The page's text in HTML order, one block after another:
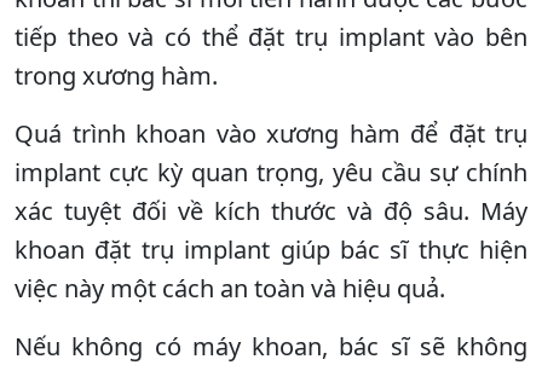
tiếp theo và có thể đặt trụ implant vào bên
trong xương hàm.
Quá trình khoan vào xương hàm để đặt trụ
implant cực kỳ quan trọng, yêu cầu sự chính
xác tuyệt đối về kích thước và độ sâu. Máy
khoan đặt trụ implant giúp bác sĩ thực hiện
việc này một cách an toàn và hiệu quả.
Nếu không có máy khoan, bác sĩ sẽ không